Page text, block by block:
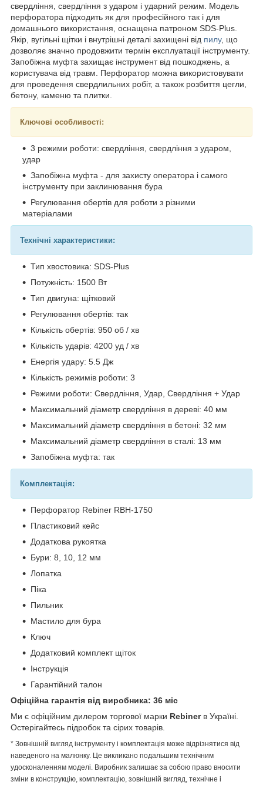
свердління, свердління з ударом і ударний режим. Модель
перфоратора підходить як для професійного так і для
домашнього використання, оснащена патроном SDS-Plus.
Якір, вугільні щітки і внутрішні деталі захищені від пилу, що
дозволяє значно продовжити термін експлуатації інструменту.
Запобіжна муфта захищає інструмент від пошкоджень, а
користувача від травм. Перфоратор можна використовувати
для проведення свердлильних робіт, а також розбиття цегли,
бетону, каменю та плитки.
Ключові особливості:
3 режими роботи: свердління, свердління з ударом,
удар
Запобіжна муфта - для захисту оператора і самого
інструменту при заклинювання бура
Регулювання обертів для роботи з різними
матеріалами
Технічні характеристики:
Тип хвостовика: SDS-Plus
Потужність: 1500 Вт
Тип двигуна: щітковий
Регулювання обертів: так
Кількість обертів: 950 об / хв
Кількість ударів: 4200 уд / хв
Енергія удару: 5.5 Дж
Кількість режимів роботи: 3
Режими роботи: Свердління, Удар, Свердління + Удар
Максимальний діаметр свердління в дереві: 40 мм
Максимальний діаметр свердління в бетоні: 32 мм
Максимальний діаметр свердління в сталі: 13 мм
Запобіжна муфта: так
Комплектація:
Перфоратор Rebiner RBH-1750
Пластиковий кейс
Додаткова рукоятка
Бури: 8, 10, 12 мм
Лопатка
Піка
Пильник
Мастило для бура
Ключ
Додатковий комплект щіток
Інструкція
Гарантійний талон
Офіційна гарантія від виробника: 36 міс
Ми є офіційним дилером торгової марки Rebinerв Україні.
Остерігайтесь підробок та сірих товарів.
* Зовнішній вигляд інструменту і комплектація може відрізнятися від
наведеного на малюнку. Це викликано подальшим технічним
удосконаленням моделі. Виробник залишає за собою право вносити
зміни в конструкцію, комплектацію, зовнішній вигляд, технічне і